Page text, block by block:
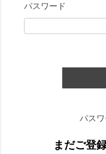
パスワード
パス
まだご登